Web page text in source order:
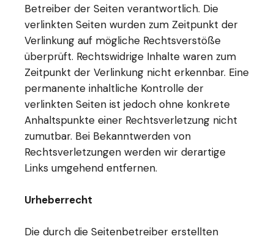
Betreiber der Seiten verantwortlich. Die
verlinkten Seiten wurden zum Zeitpunkt der
Verlinkung auf mögliche Rechtsverstöße
überprüft. Rechtswidrige Inhalte waren zum
Zeitpunkt der Verlinkung nicht erkennbar. Eine
permanente inhaltliche Kontrolle der
verlinkten Seiten ist jedoch ohne konkrete
Anhaltspunkte einer Rechtsverletzung nicht
zumutbar. Bei Bekanntwerden von
Rechtsverletzungen werden wir derartige
Links umgehend entfernen.
Urheberrecht
Die durch die Seitenbetreiber erstellten